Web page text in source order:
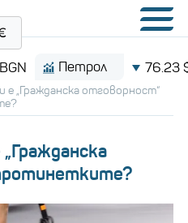
Петрол 76.23 $/
е „Гражданска отговорност“